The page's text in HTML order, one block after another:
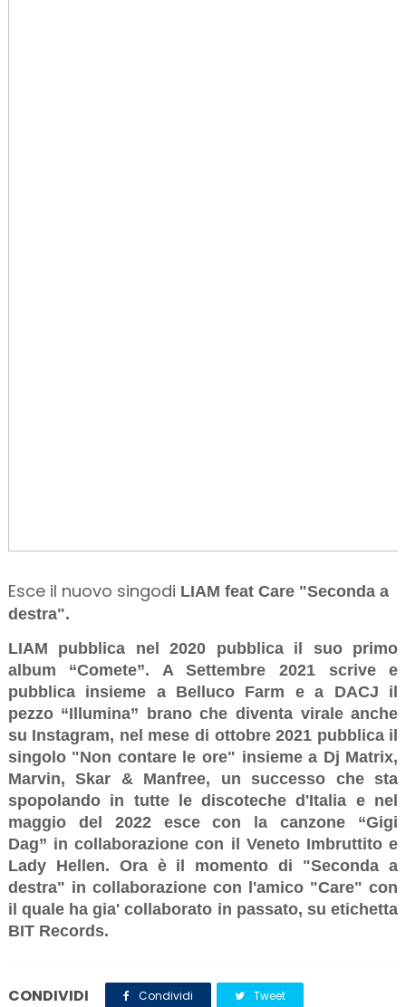
Esce il nuovo singodi LIAM feat Care "Seconda a
destra".
LIAM pubblica nel 2020 pubblica il suo primo
album “Comete”. A Settembre 2021 scrive e
pubblica insieme a Belluco Farm e a DACJ il
pezzo “Illumina” brano che diventa virale anche
su Instagram, nel mese di ottobre 2021 pubblica il
singolo "Non contare le ore" insieme a Dj Matrix,
Marvin, Skar & Manfree, un successo che sta
spopolando in tutte le discoteche d'Italia e nel
maggio del 2022 esce con la canzone “Gigi
Dag” in collaborazione con il Veneto Imbruttito e
Lady Hellen. Ora è il momento di "Seconda a
destra" in collaborazione con l'amico "Care" con
il quale ha gia' collaborato in passato, su etichetta
BIT Records.
CONDIVIDI Condividi Tweet